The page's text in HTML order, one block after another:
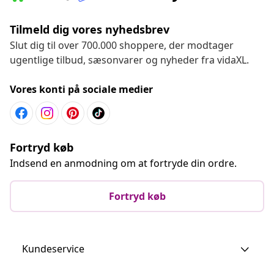
Tilmeld dig vores nyhedsbrev
Slut dig til over 700.000 shoppere, der modtager
ugentlige tilbud, sæsonvarer og nyheder fra vidaXL.
Vores konti på sociale medier
Fortryd køb
Indsend en anmodning om at fortryde din ordre.
Fortryd køb
Kundeservice